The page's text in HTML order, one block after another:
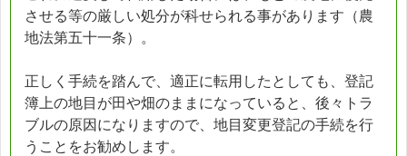
させる等の厳しい処分が科せられる事があります（農
地法第五十一条）。
正しく手続を踏んで、適正に転用したとしても、登記
簿上の地目が田や畑のままになっていると、後々トラ
ブルの原因になりますので、地目変更登記の手続を行
うことをお勧めします。